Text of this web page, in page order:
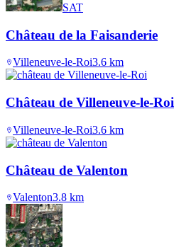
SAT
Château de la Faisanderie
Villeneuve-le-Roi3.6 km
Château de Villeneuve-le-Roi
Villeneuve-le-Roi3.6 km
Château de Valenton
Valenton3.8 km